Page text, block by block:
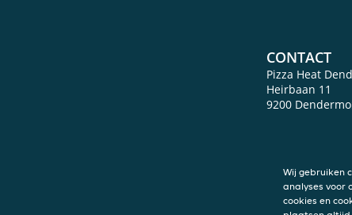
CONTACT
Pizza Heat
Heirbaan 11
9200
Wij gebruiken
analyses voor
cookies en